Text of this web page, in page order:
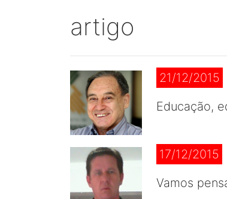
artigo
21/12/2015
Educação,
17/12/2015
Vamos